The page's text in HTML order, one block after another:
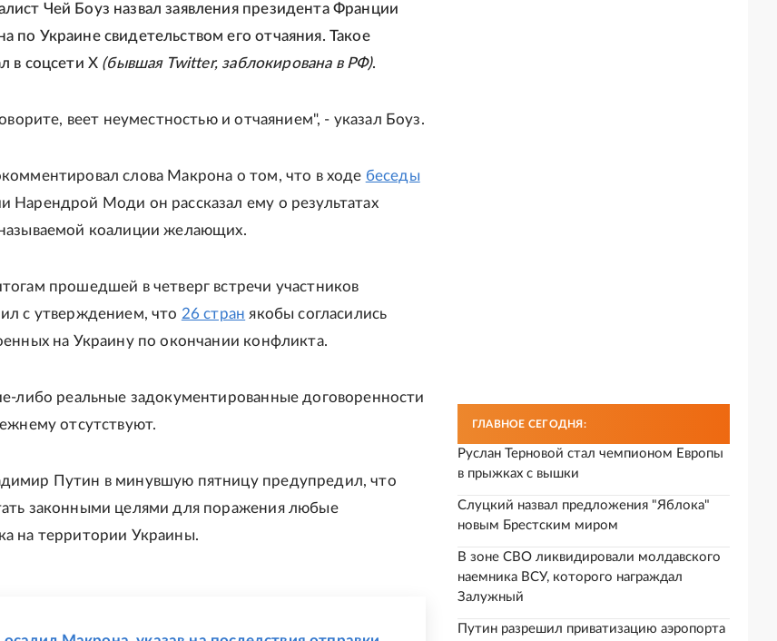
Чей Боуз назвал заявления президента Франции
по Украине свидетельством его отчаяния. Такое
в соцсети X (бывшая Twitter, заблокирована в РФ).
веет неуместностью и отчаянием", - указал Боуз.
слова Макрона о том, что в ходе беседы
Нарендрой Моди он рассказал ему о результатах
коалиции желающих.
прошедшей в четверг встречи участников
с утверждением, что 26 стран якобы согласились
на Украину по окончании конфликта.
либо реальные задокументированные договоренности
отсутствуют.
Путин в минувшую пятницу предупредил, что
законными целями для поражения любые
на территории Украины.
ГЛАВНОЕ СЕГОДНЯ:
Руслан Терновой стал чемпионом Европы
в прыжках с вышки
Слуцкий назвал предложения "Яблока"
новым Брестским миром
В зоне СВО ликвидировали молдавского
наемника ВСУ, которого награждал
Залужный
Путин разрешил приватизацию аэропорта